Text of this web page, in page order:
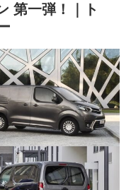
第一弾！｜ト